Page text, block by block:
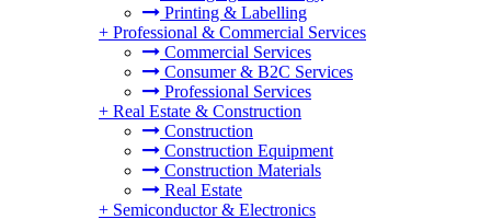
Printing & Labelling
+ Professional & Commercial Services
Commercial Services
Consumer & B2C Services
Professional Services
+ Real Estate & Construction
Construction
Construction Equipment
Construction Materials
Real Estate
+ Semiconductor & Electronics